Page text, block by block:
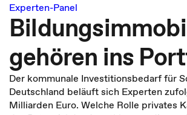
Experten-Panel
gehören ins
Der kommunale Investitionsbedarf für
Deutschland beläuft sich Experten
Milliarden Euro. Welche Rolle privates